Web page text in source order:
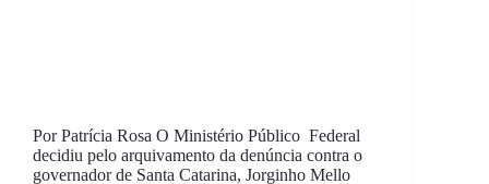
Por Patrícia Rosa O Ministério Público Federal
decidiu pelo arquivamento da denúncia contra o
governador de Santa Catarina, Jorginho Mello